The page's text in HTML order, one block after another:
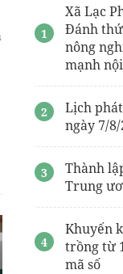
Xã Lạc
Đánh
nông
mạnh
Lịch
ngày 7/8/
Thành
Trung
Khuyến
trồng từ
mã số